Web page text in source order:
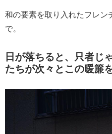
和の要素を取り入れたフレン
で。
日が落ちると、只者じ
たちが次々とこの暖簾